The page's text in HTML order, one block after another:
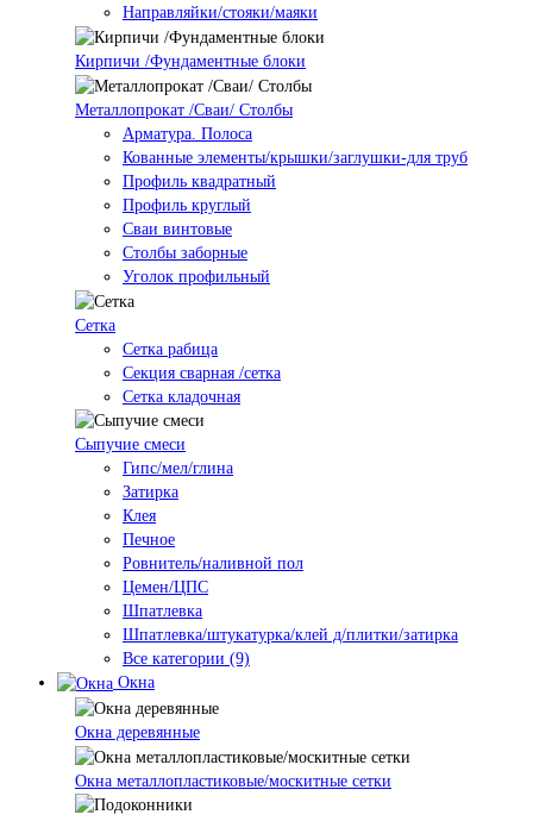
Направляйки/стояки/маяки
Кирпичи /Фундаментные блоки
Металлопрокат /Сваи/ Столбы
Арматура. Полоса
Кованные элементы/крышки/заглушки-для труб
Профиль квадратный
Профиль круглый
Сваи винтовые
Столбы заборные
Уголок профильный
Сетка
Cетка рабица
Секция сварная /сетка
Сетка кладочная
Сыпучие смеси
Гипс/мел/глина
Затирка
Клея
Печное
Ровнитель/наливной пол
Цемен/ЦПС
Шпатлевка
Шпатлевка/штукатурка/клей д/плитки/затирка
Все категории (9)
Окна
Окна деревянные
Окна металлопластиковые/москитные сетки